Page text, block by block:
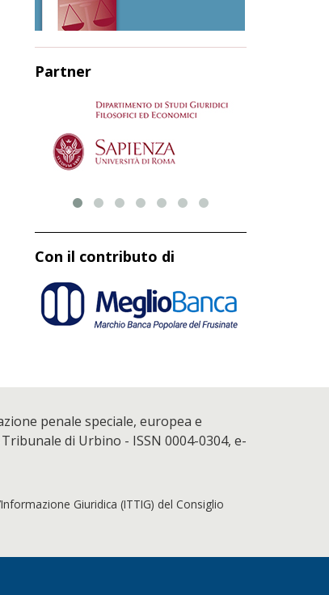
Partner
Con il contributo di
penale speciale, europea e
di Urbino - ISSN 0004-0304, e-
Giuridica (ITTIG) del Consiglio